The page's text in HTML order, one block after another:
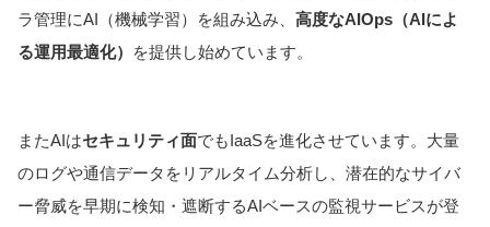
ラ管理にAI（機械学習）を組み込み、 高度なAIOps（AIによ
る運用最適化）
を提供し始めています。
またAIはセキュリティ面でもIaaSを進化させています。大量
のログや通信データをリアルタイム分析し、潜在的なサイバ
ー脅威を早期に検知・遮断するAIベースの監視サービスが登